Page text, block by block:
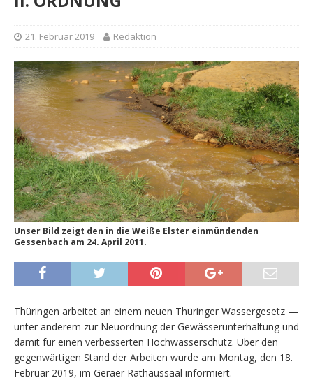
21. Februar 2019 Redaktion
Unser Bild zeigt den in die Weiße Elster einmündenden
Gessenbach am 24. April 2011.
Thüringen arbeitet an einem neuen Thüringer Wassergesetz —
unter anderem zur Neuordnung der Gewässerunterhaltung und
damit für einen verbesserten Hochwasserschutz. Über den
gegenwärtigen Stand der Arbeiten wurde am Montag, den 18.
Februar 2019, im Geraer Rathaussaal informiert.